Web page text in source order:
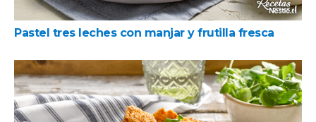
Pastel tres leches con manjar y frutilla fresca